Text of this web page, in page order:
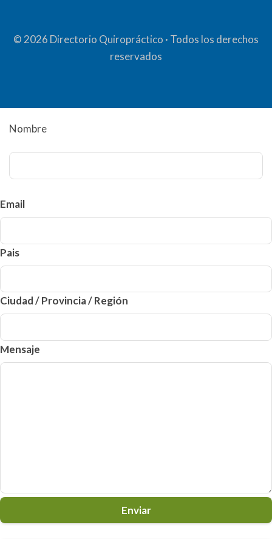
© 2026 Directorio Quiropráctico · Todos los derechos
reservados
Nombre
Email
Pais
Ciudad / Provincia / Región
Mensaje